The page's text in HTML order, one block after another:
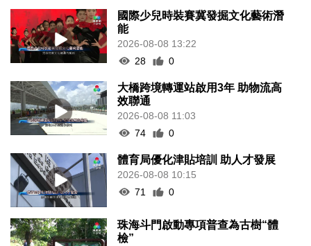
國際少兒時裝賽冀發掘文化藝術潛
能
2026-08-08 13:22
28
0
大橋跨境轉運站啟用3年 助物流高
效聯通
2026-08-08 11:03
74
0
體育局優化津貼培訓 助人才發展
2026-08-08 10:15
71
0
珠海斗門啟動專項普查為古樹“體
檢”